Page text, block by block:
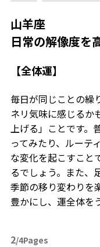
山羊座
日常の解像度を
【全体運】
毎日が同じことの繰
ネリ気味に感じるか
上げる」ことです。
ってみたり、ルーテ
な変化を起こすこと
るでしょう。また、
季節の移り変わりを
豊かにし、運全体を
2/4Pages